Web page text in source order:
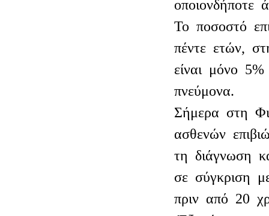
οποιονδήποτε
Το ποσοστό
πέντε ετών,
είναι μόνο
πνεύμονα.
Σήμερα στη
ασθενών
τη διάγνωση
σε σύγκριση
πριν από 20